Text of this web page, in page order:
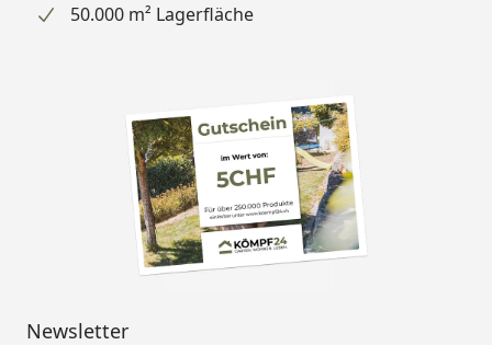
50.000 m² Lagerfläche
Newsletter